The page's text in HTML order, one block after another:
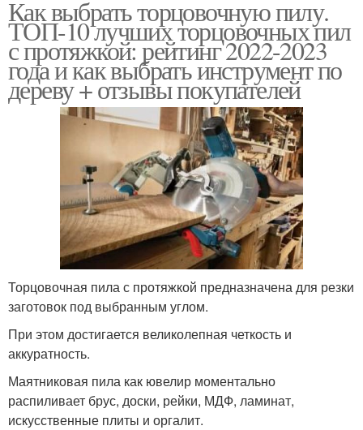
Как выбрать торцовочную пилу.
ТОП-10 лучших торцовочных пил
с протяжкой: рейтинг 2022-2023
года и как выбрать инструмент по
дереву + отзывы покупателей
Торцовочная пила с протяжкой предназначена для резки
заготовок под выбранным углом.
При этом достигается великолепная четкость и
аккуратность.
Маятниковая пила как ювелир моментально
распиливает брус, доски, рейки, МДФ, ламинат,
искусственные плиты и оргалит.